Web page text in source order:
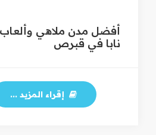
أفضل مدن ملاهي وألعاب
نابا في قبرص
إقراء المزيد ...